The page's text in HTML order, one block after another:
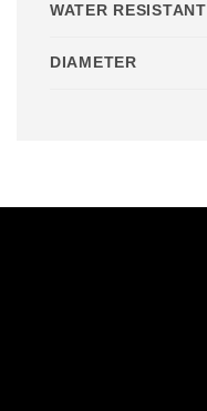
WATER RESISTANT
DIAMETER